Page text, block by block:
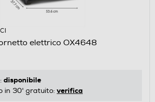
elettrico OX4648
disponibile
in 30' gratuito: verifica